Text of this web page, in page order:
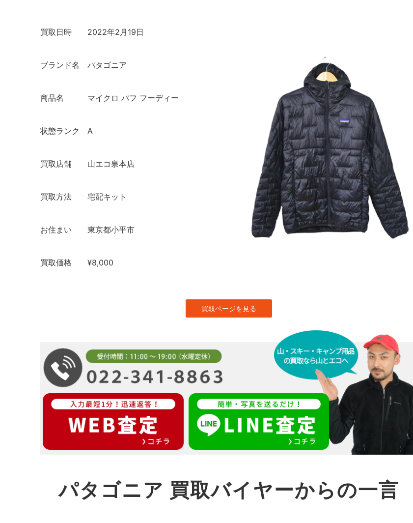
買取日時 2022年2月19日
ブランド名 パタゴニア
商品名 マイクロ パフ フーディー
状態ランク A
買取店舗 山エコ泉本店
買取方法 宅配キット
お住まい 東京都小平市
買取価格 ¥8,000
買取ページを見る
パタゴニア 買取バイヤーからの一言